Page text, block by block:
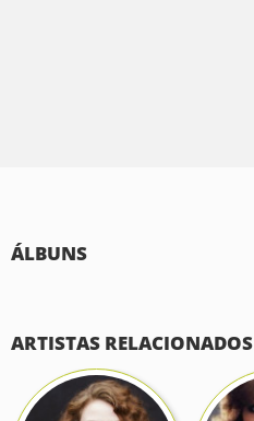
ÁLBUNS
ARTISTAS RELACIONADOS